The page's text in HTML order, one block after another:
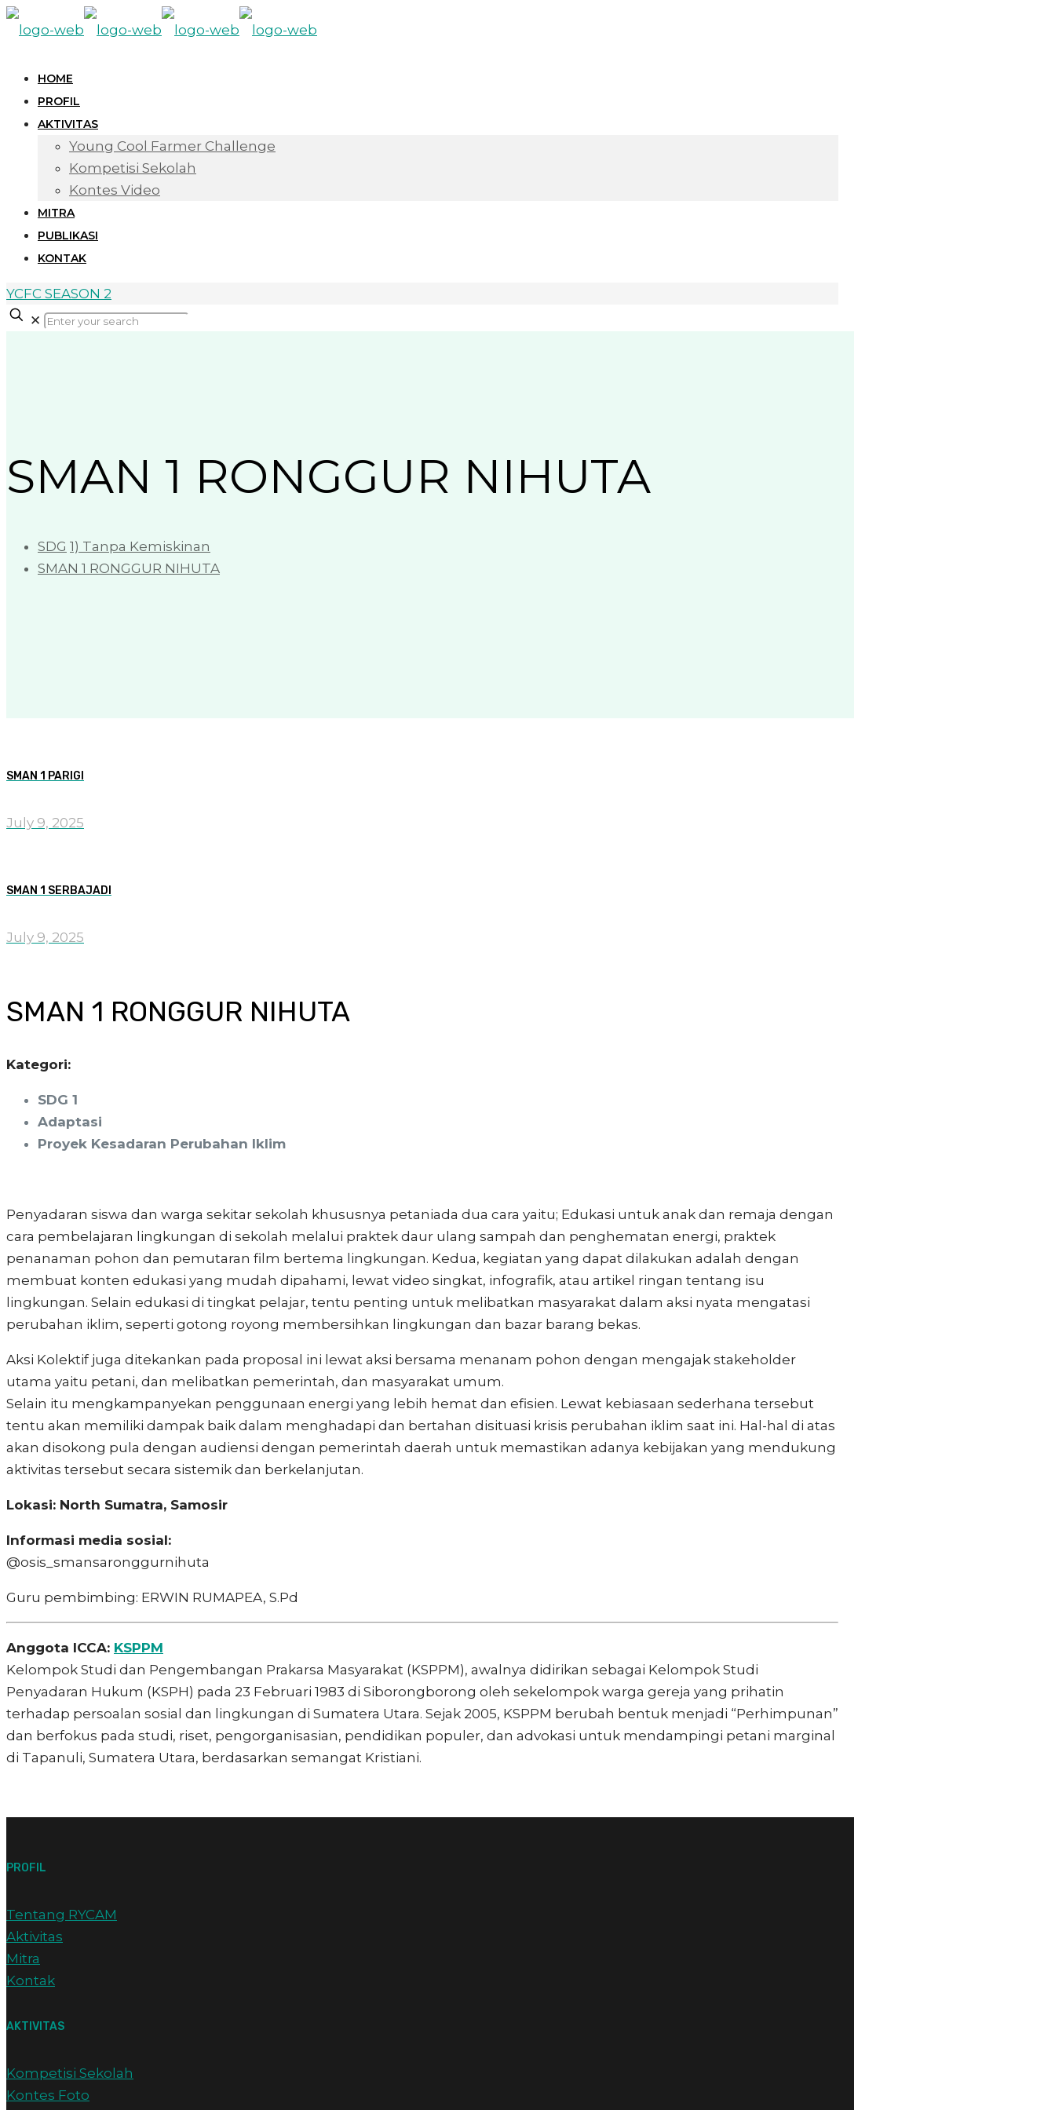
HOME
PROFIL
AKTIVITAS
Young Cool Farmer Challenge
Kompetisi Sekolah
Kontes Video
MITRA
PUBLIKASI
KONTAK
YCFC SEASON 2
✕
SMAN 1 RONGGUR NIHUTA
SDG 1) Tanpa Kemiskinan
SMAN 1 RONGGUR NIHUTA
SMAN 1 PARIGI
July 9, 2025
SMAN 1 SERBAJADI
July 9, 2025
SMAN 1 RONGGUR NIHUTA
Kategori:
SDG 1
Adaptasi
Proyek Kesadaran Perubahan Iklim
Penyadaran siswa dan warga sekitar sekolah khususnya petaniada dua cara yaitu; Edukasi untuk anak dan remaja dengan
cara pembelajaran lingkungan di sekolah melalui praktek daur ulang sampah dan penghematan energi, praktek
penanaman pohon dan pemutaran film bertema lingkungan. Kedua, kegiatan yang dapat dilakukan adalah dengan
membuat konten edukasi yang mudah dipahami, lewat video singkat, infografik, atau artikel ringan tentang isu
lingkungan. Selain edukasi di tingkat pelajar, tentu penting untuk melibatkan masyarakat dalam aksi nyata mengatasi
perubahan iklim, seperti gotong royong membersihkan lingkungan dan bazar barang bekas.
Aksi Kolektif juga ditekankan pada proposal ini lewat aksi bersama menanam pohon dengan mengajak stakeholder
utama yaitu petani, dan melibatkan pemerintah, dan masyarakat umum.
Selain itu mengkampanyekan penggunaan energi yang lebih hemat dan efisien. Lewat kebiasaan sederhana tersebut
tentu akan memiliki dampak baik dalam menghadapi dan bertahan disituasi krisis perubahan iklim saat ini. Hal-hal di atas
akan disokong pula dengan audiensi dengan pemerintah daerah untuk memastikan adanya kebijakan yang mendukung
aktivitas tersebut secara sistemik dan berkelanjutan.
Lokasi: North Sumatra, Samosir
Informasi media sosial:
@osis_smansaronggurnihuta
Guru pembimbing: ERWIN RUMAPEA, S.Pd
Anggota ICCA: KSPPM
Kelompok Studi dan Pengembangan Prakarsa Masyarakat (KSPPM), awalnya didirikan sebagai Kelompok Studi
Penyadaran Hukum (KSPH) pada 23 Februari 1983 di Siborongborong oleh sekelompok warga gereja yang prihatin
terhadap persoalan sosial dan lingkungan di Sumatera Utara. Sejak 2005, KSPPM berubah bentuk menjadi “Perhimpunan”
dan berfokus pada studi, riset, pengorganisasian, pendidikan populer, dan advokasi untuk mendampingi petani marginal
di Tapanuli, Sumatera Utara, berdasarkan semangat Kristiani.
PROFIL
Tentang RYCAM
Aktivitas
Mitra
Kontak
AKTIVITAS
Kompetisi Sekolah
Kontes Foto